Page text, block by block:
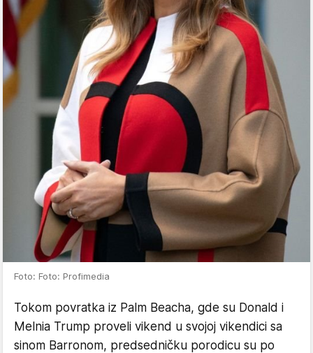
Foto: Foto: Profimedia
Tokom povratka iz Palm Beacha, gde su Donald i
Melnia Trump proveli vikend u svojoj vikendici sa
sinom Barronom, predsedničku porodicu su po